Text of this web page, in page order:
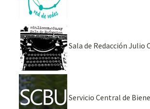
Sala de Redacción Julio
Servicio Central de